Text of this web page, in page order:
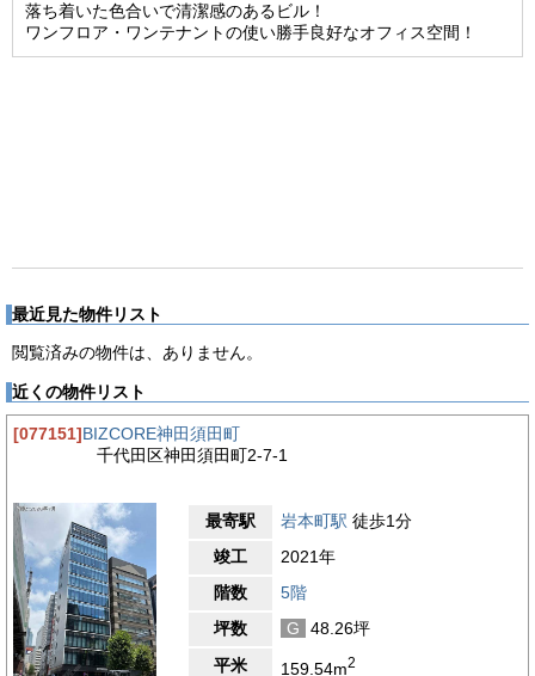
落ち着いた色合いで清潔感のあるビル！
ワンフロア・ワンテナントの使い勝手良好なオフィス空間！
最近見た物件リスト
閲覧済みの物件は、ありません。
近くの物件リスト
[077151]BIZCORE神田須田町
千代田区神田須田町2-7-1
最寄駅 岩本町駅 徒歩1分
竣工
2021年
階数
5階
坪数
G
48.26坪
平米
159.54m2